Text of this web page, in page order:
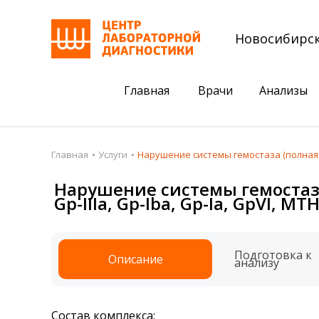
Главная Врачи Анализы
Пациентам
Акции
Анализы
Подготовка к анализам
Получить результаты
Налоговый вычет
Акции
Комплексный
Комплексная
Главная Услуги Нарушение системы гемостаза (полная
Нарушение системы гемостаза
Gp-IIIa, Gp-Iba, Gp-Ia, GpVI,
Описание Подготовка к
анализу
Состав комплекса: